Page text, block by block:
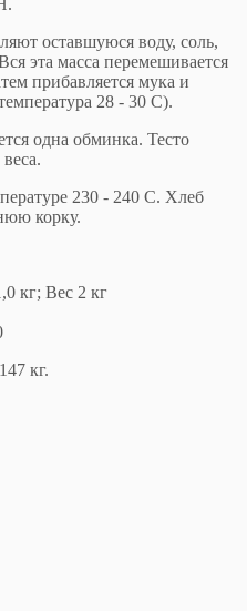
оставшуюся воду, соль,
эта масса перемешивается
прибавляется мука и
28 - 30 С).
одна обминка. Тесто
230 - 240 С. Хлеб
корку.
кг; Вес 2 кг
кг.